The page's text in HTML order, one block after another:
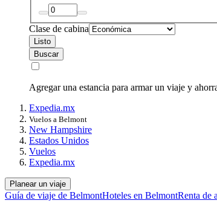
Clase de cabina
Listo
Buscar
Agregar una estancia para armar un viaje y
Expedia.mx
Vuelos a Belmont
New Hampshire
Estados Unidos
Vuelos
Expedia.mx
Planear un viaje
Guía de viaje de BelmontHoteles en BelmontRenta de